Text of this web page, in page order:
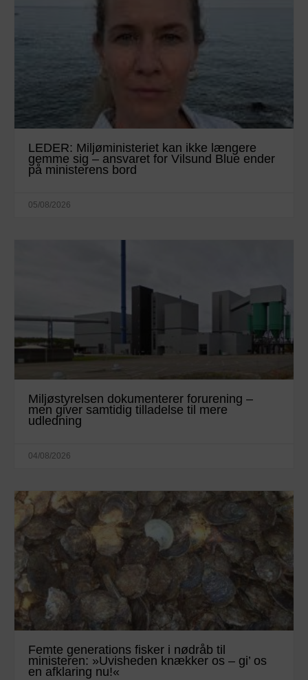
LEDER: Miljøministeriet kan ikke længere
gemme sig – ansvaret for Vilsund Blue ender
på ministerens bord
05/08/2026
Miljøstyrelsen dokumenterer forurening –
men giver samtidig tilladelse til mere
udledning
04/08/2026
Femte generations fisker i nødråb til
ministeren: »Uvisheden knækker os – gi’ os
en afklaring nu!«